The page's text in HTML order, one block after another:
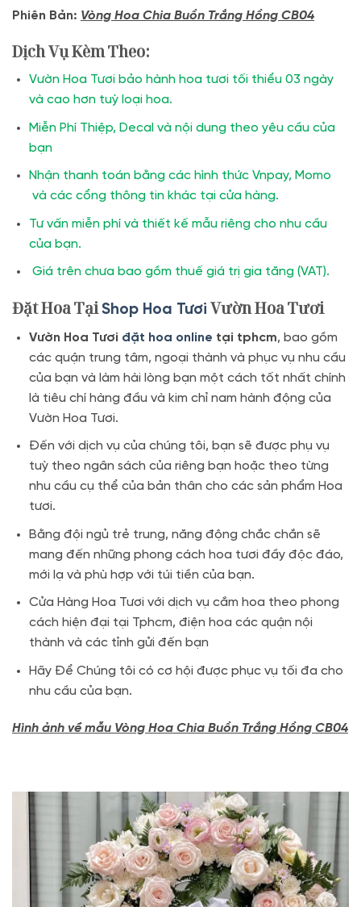
Phiên Bản: Vòng Hoa Chia Buồn Trắng Hồng CB04
Dịch Vụ Kèm Theo:
Vườn Hoa Tươi bảo hành hoa tươi tối thiểu 03 ngày
và cao hơn tuỳ loại hoa.
Miễn Phí Thiệp, Decal và nội dung theo yêu cầu của
bạn
Nhận thanh toán bằng các hình thức Vnpay, Momo
và các cổng thông tin khác tại cửa hàng.
Tư vấn miễn phí và thiết kế mẫu riêng cho nhu cầu
của bạn.
Giá trên chưa bao gồm thuế giá trị gia tăng (VAT).
Đặt Hoa TạiShop Hoa Tươi Vườn Hoa Tươi
Vườn Hoa Tươi đặt hoa online tại tphcm, bao gồm
các quận trung tâm, ngoại thành và phục vụ nhu cầu
của bạn và làm hài lòng bạn một cách tốt nhất chính
là tiêu chí hàng đầu và kim chỉ nam hành động của
Vườn Hoa Tươi.
Đến với dịch vụ của chúng tôi, bạn sẽ được phụ vụ
tuỳ theo ngân sách của riêng bạn hoặc theo từng
nhu cầu cụ thể của bản thân cho các sản phẩm Hoa
tươi.
Bằng đội ngủ trẻ trung, năng động chắc chắn sẽ
mang đến những phong cách hoa tươi đầy độc đáo,
mới lạ và phù hợp với túi tiền của bạn.
Cửa Hàng Hoa Tươi với dịch vụ cắm hoa theo phong
cách hiện đại tại Tphcm, điện hoa các quận nội
thành và các tỉnh gửi đến bạn
Hãy Để Chúng tôi có cơ hội được phục vụ tối đa cho
nhu cầu của bạn.
Hình ảnh về mẫu Vòng Hoa Chia Buồn Trắng Hồng CB04